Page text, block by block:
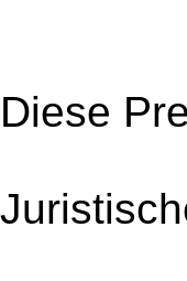
Diese